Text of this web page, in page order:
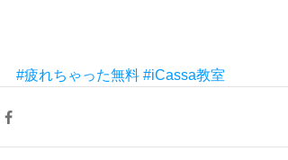
#疲れちゃった無料 #iCassa教室